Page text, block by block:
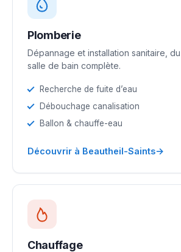
Plomberie
Dépannage et installation sanitaire,
salle de bain complète.
Recherche de fuite d’eau
Débouchage canalisation
Ballon & chauffe-eau
Découvrir à Beautheil-Saints→
Chauffage